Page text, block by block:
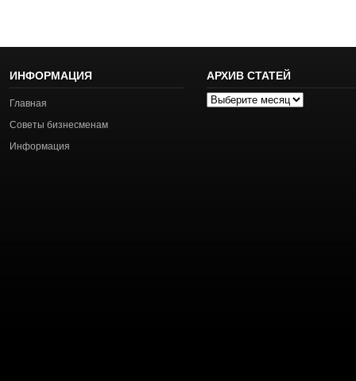
ИНФОРМАЦИЯ
Главная
Советы бизнесменам
Информация
АРХИВ СТАТЕЙ
Архив